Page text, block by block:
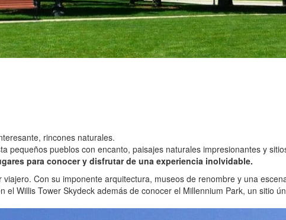
rincones naturales.
pequeños pueblos con encanto, paisajes naturales impresionantes y
para conocer y disfrutar de una experiencia inolvidable.
Con su imponente arquitectura, museos de renombre y una
el Willis Tower Skydeck además de conocer el Millennium Park, un sitio